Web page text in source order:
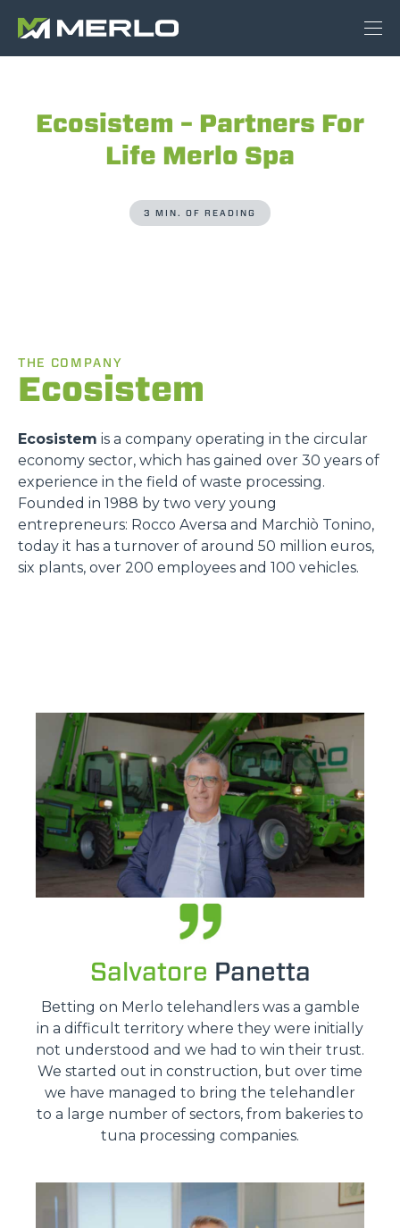
Ecosistem – Partners For
Life Merlo Spa
3 MIN. OF READING
THE COMPANY
Ecosistem
Ecosistem is a company operating in the circular
economy sector, which has gained over 30 years of
experience in the field of waste processing.
Founded in 1988 by two very young
entrepreneurs: Rocco Aversa and Marchiò Tonino,
today it has a turnover of around 50 million euros,
six plants, over 200 employees and 100 vehicles.
Salvatore Panetta
Betting on Merlo telehandlers was a gamble
in a difficult territory where they were initially
not understood and we had to win their trust.
We started out in construction, but over time
we have managed to bring the telehandler
to a large number of sectors, from bakeries to
tuna processing companies.